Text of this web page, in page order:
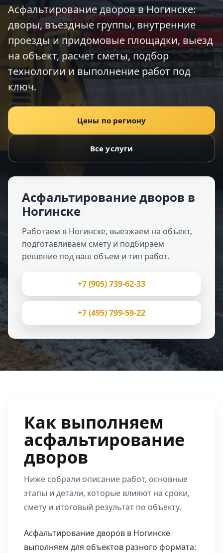
Асфальтирование дворов в Ногинске:
дворы, въездные группы, внутренние
проезды и придомовые площадки, выезд
на объект, расчет сметы, подбор
технологии и выполнение работ под
ключ.
Цены по региону
Все услуги
Асфальтирование дворов в
Ногинске
Работаем в Ногинске, выезжаем на объект,
подготавливаем смету и подбираем
решение под ваш объем и тип работ.
+7 (905) 739-62-33
+7 (495) 799-59-22
Как выполняем
асфальтирование
дворов
Ниже собрали описание работ, основные
этапы и детали, которые влияют на сроки,
смету и итоговый результат по объекту.
Асфальтирование дворов в Ногинске
выполняем для объектов разного формата: